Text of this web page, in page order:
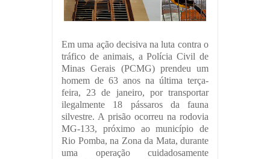
Em uma ação decisiva na luta contra o
tráfico de animais, a Polícia Civil de
Minas Gerais (PCMG) prendeu um
homem de 63 anos na última terça-
feira, 23 de janeiro, por transportar
ilegalmente 18 pássaros da fauna
silvestre. A prisão ocorreu na rodovia
MG-133, próximo ao município de
Rio Pomba, na Zona da Mata, durante
uma operação cuidadosamente